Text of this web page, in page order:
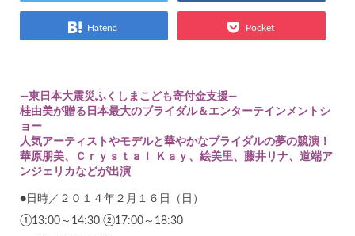
Hatena Pocket
―東日本大震災ふくしまこども寄付金支援―
桂由美が贈る日本最大のブライダル＆エンターテインメントシ
ョー
人気アーティストやモデルと華やかなブライダルの夢の競演！
華原朋美、Ｃｒｙｓｔａｌ Ｋａｙ、絵美里、藤井リナ、道端ア
ンジェリカなどが出演
●日時／２０１４年２月１６日（日）
①13:00～14:30 ②17:00～18:30